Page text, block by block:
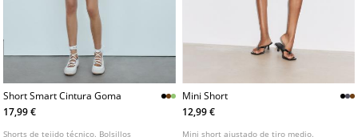
Short Smart Cintura Goma
17,99 €
Shorts de tejido técnico. Bolsillos
Mini Short
12,99 €
Mini short ajustado de tiro medio.